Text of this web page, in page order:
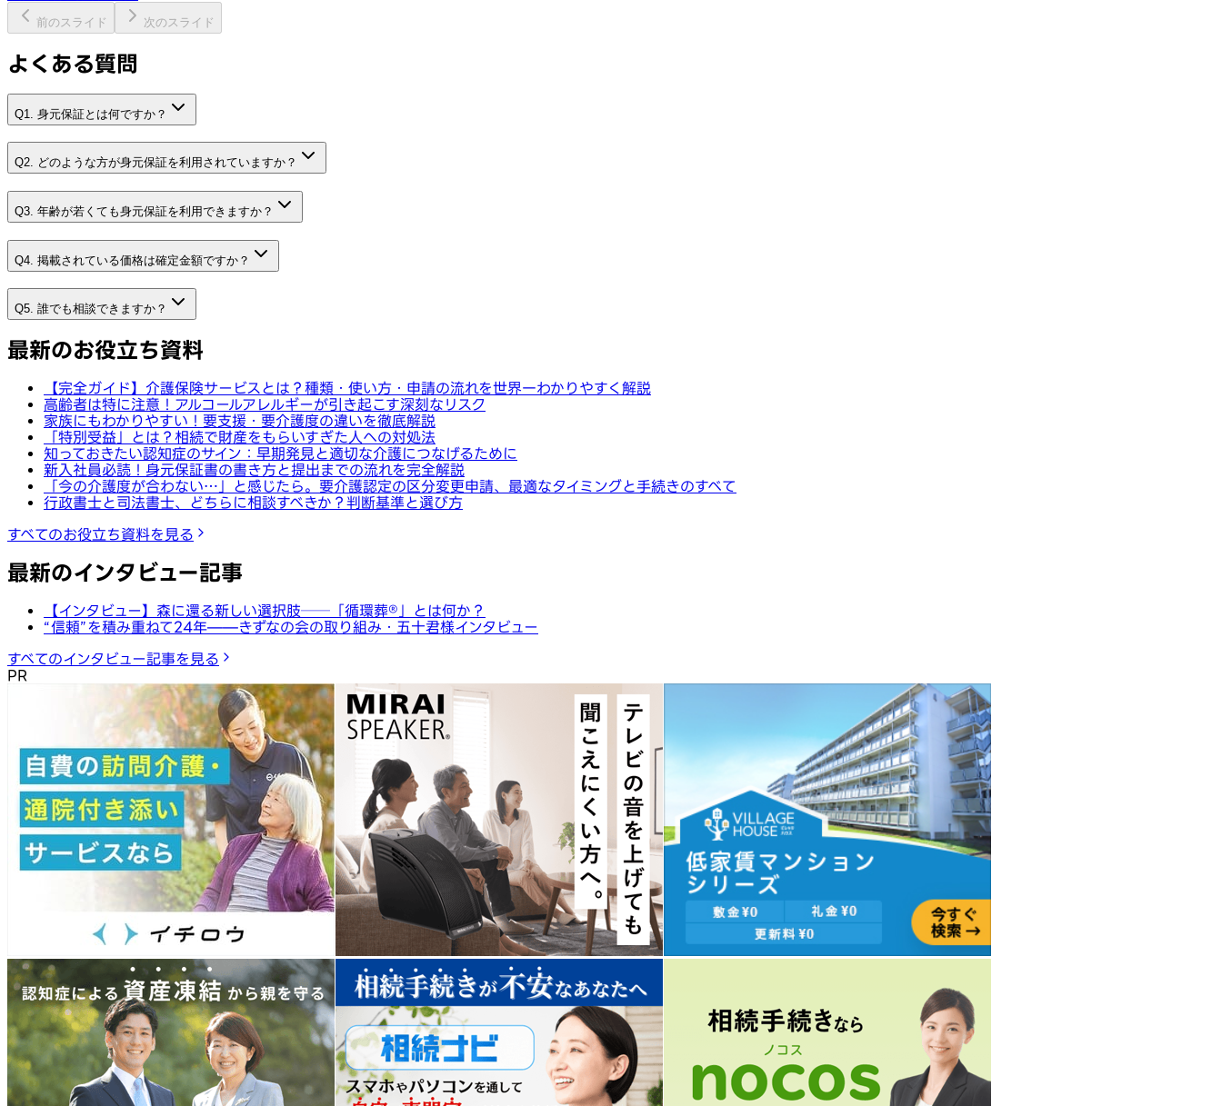
前のスライド 次のスライド
よくある質問
Q1. 身元保証とは何ですか？
Q2. どのような方が身元保証を利用されていますか？
Q3. 年齢が若くても身元保証を利用できますか？
Q4. 掲載されている価格は確定金額ですか？
Q5. 誰でも相談できますか？
最新のお役立ち資料
【完全ガイド】介護保険サービスとは？種類・使い方・申請の流れを世界一わかりやすく解説
高齢者は特に注意！アルコールアレルギーが引き起こす深刻なリスク
家族にもわかりやすい！要支援・要介護度の違いを徹底解説
「特別受益」とは？相続で財産をもらいすぎた人への対処法
知っておきたい認知症のサイン：早期発見と適切な介護につなげるために
新入社員必読！身元保証書の書き方と提出までの流れを完全解説
「今の介護度が合わない…」と感じたら。要介護認定の区分変更申請、最適なタイミングと手続きのすべて
行政書士と司法書士、どちらに相談すべきか？判断基準と選び方
すべてのお役立ち資料を見る
最新のインタビュー記事
【インタビュー】森に還る新しい選択肢──「循環葬®︎」とは何か？
“信頼”を積み重ねて24年——きずなの会の取り組み・五十君様インタビュー
すべてのインタビュー記事を見る
PR